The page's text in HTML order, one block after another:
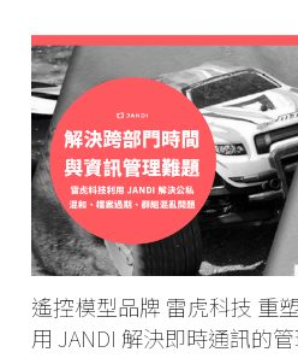
遙控模型品牌 雷虎科技 重
用 JANDI 解決即時通訊的